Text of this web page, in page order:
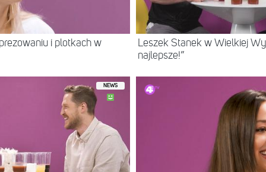
i plotkach w
Leszek Stanek w Wielkiej
najlepsze!”
NEWS